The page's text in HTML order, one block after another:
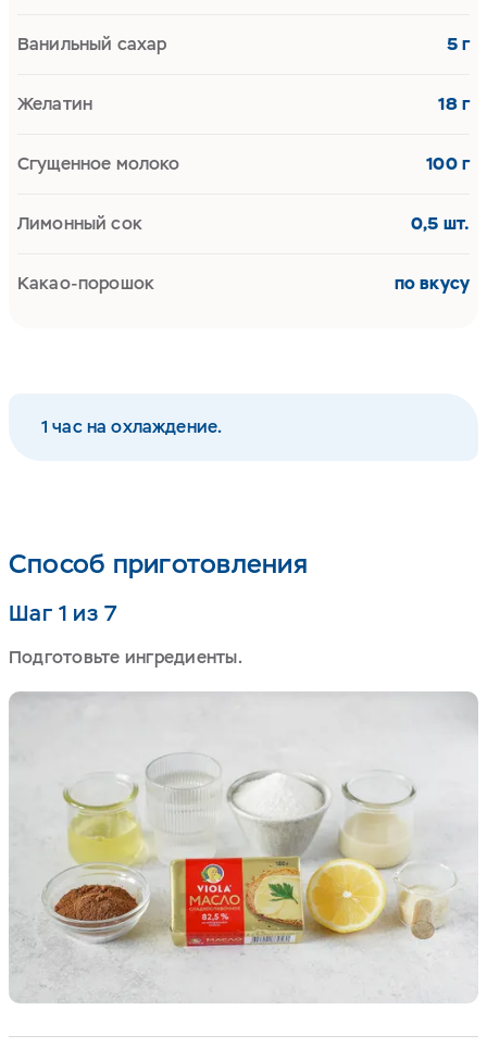
1 час на охлаждение.
Способ приготовления
Шаг 1 из 7
Подготовьте ингредиенты.
Ванильный сахар 5 г
Желатин 18 г
Сгущенное молоко 100 г
Лимонный сок 0,5 шт.
Какао-порошок по вкусу